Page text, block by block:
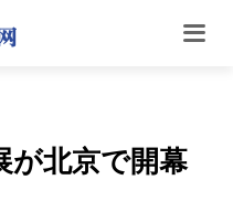
が北京で開幕